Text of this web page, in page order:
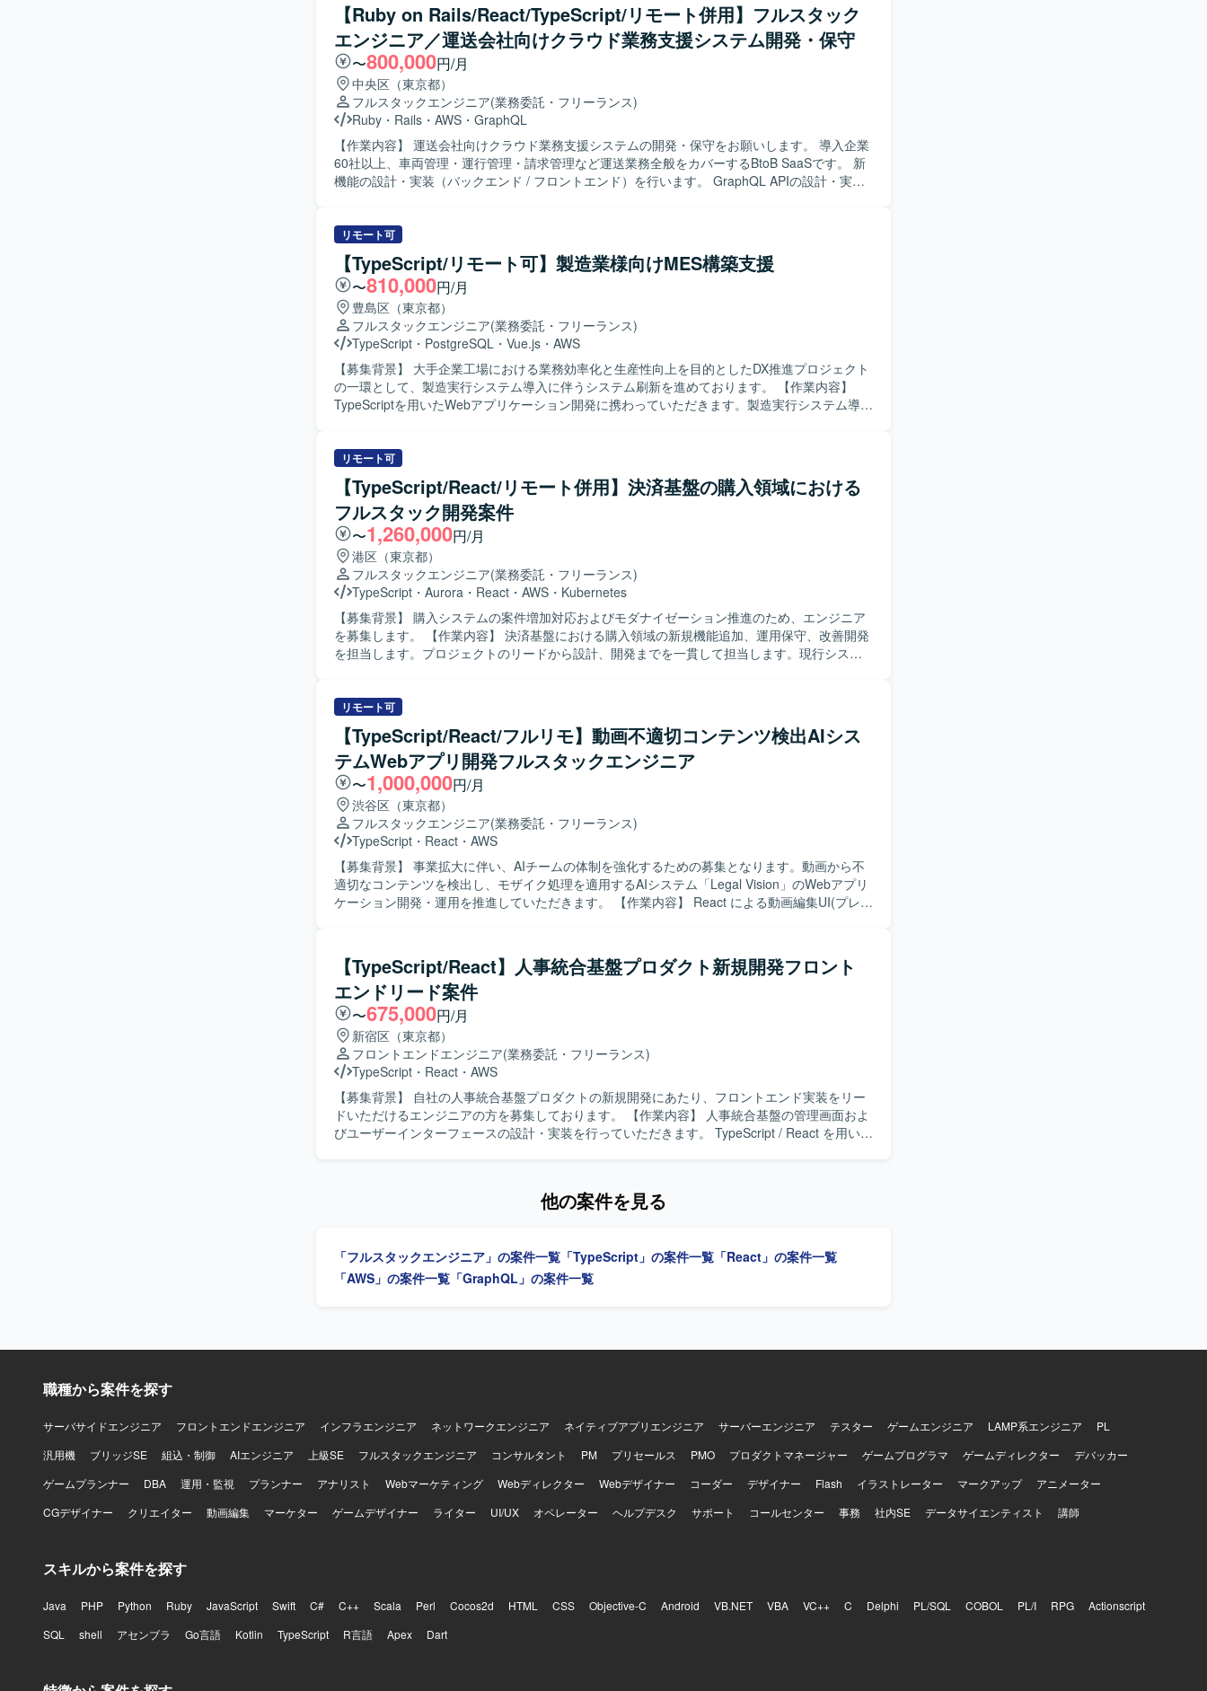
【Ruby on Rails/React/TypeScript/リモート併用】フルスタック
エンジニア／運送会社向けクラウド業務支援システム開発・保守
〜800,000円/月
中央区（東京都）
フルスタックエンジニア(業務委託・フリーランス)
Ruby ・ Rails ・ AWS ・ GraphQL
【作業内容】 運送会社向けクラウド業務支援システムの開発・保守をお願いします。 導入企業
60社以上、車両管理・運行管理・請求管理など運送業務全般をカバーするBtoB SaaSです。 新
機能の設計・実装（バックエンド / フロントエンド）を行います。 GraphQL APIの設計・実装
: Ruby 3.2 / Rails 7.1 フロントエンド : React 18 / TypeScript 5.1 / Apollo Client (GraphQL) デ
ザインツール：Figma など データベース : Amazon RDS インフラ : AWS (ECS) バージョン管
理 : Git/GitHub コミュニケーション/タスク管理 : Slack, Google Meet, Notion を利用していま
す。
リモート可
【TypeScript/リモート可】製造業様向けMES構築支援
〜810,000円/月
豊島区（東京都）
フルスタックエンジニア(業務委託・フリーランス)
TypeScript ・ PostgreSQL ・ Vue.js ・ AWS
【募集背景】 大手企業工場における業務効率化と生産性向上を目的としたDX推進プロジェクト
の一環として、製造実行システム導入に伴うシステム刷新を進めております。 【作業内容】
TypeScriptを用いたWebアプリケーション開発に携わっていただきます。製造実行システム導入
ます。 【求める人物像】 フロントエンドまたはバックエンドいずれか、もしくは両方の領域で
主体的に開発を推進できる方を求めております。チームメンバーや顧客と円滑にコミュニケー
ションを取りながら、周囲と連携して課題解決に取り組める方を歓迎いたします。 【ポジショ
ンの魅力】 大手企業の工場DX推進という大規模かつインパクトのあるプロジェクトに参画で
き、製造実行システム導入を通じて業務改革に直接貢献いただけます。基本設計以降の上流工
程から開発まで一貫して携わることで、設計力および技術力の双方を高めることができる環境
です。 【開発環境】 フロントエンドはTypeScript（JavaScript）およびVue3を用い、バックエ
ンドはTypeScript（JavaScript）、NestJS、Prismaを使用しております。データベースは
PostgreSQL、インフラはAWS環境を利用しております。
リモート可
【TypeScript/React/リモート併用】決済基盤の購入領域における
フルスタック開発案件
〜1,260,000円/月
港区（東京都）
フルスタックエンジニア(業務委託・フリーランス)
TypeScript ・ Aurora ・ React ・ AWS ・ Kubernetes
【募集背景】 購入システムの案件増加対応およびモダナイゼーション推進のため、エンジニア
を募集します。 【作業内容】 決済基盤における購入領域の新規機能追加、運用保守、改善開発
を担当します。プロジェクトのリードから設計、開発までを一貫して担当します。現行システ
を求めます。チーム開発の経験があり、生成AIを含む新しい技術への挑戦を継続できる方を歓
迎します。 【ポジションの魅力】 国内有数の決済トラフィックを支えるプラットフォームのモ
ダナイゼーションに携わり、決済基盤の刷新に関する経験を積むことができます。 【開発環
境】 PHP、TypeScript、React、Next.js、Golangを使用します。インフラはKubernetes、
AWS、Amazon Aurora MySQLです。Mac、JetBrains IDE、VSCode、GitHub、Docker、
GitHub Actions、Datadog、Terraform、ChatGPT、Claude Codeを利用します。
リモート可
【TypeScript/React/フルリモ】動画不適切コンテンツ検出AIシス
テムWebアプリ開発フルスタックエンジニア
〜1,000,000円/月
渋谷区（東京都）
フルスタックエンジニア(業務委託・フリーランス)
TypeScript ・ React ・ AWS
【募集背景】 事業拡大に伴い、AIチームの体制を強化するための募集となります。動画から不
適切なコンテンツを検出し、モザイク処理を適用するAIシステム「Legal Vision」のWebアプリ
ケーション開発・運用を推進していただきます。 【作業内容】 React による動画編集UI(プレビ
インとのシームレスな連携を担当していただきます。セグメンテーション結果(ポリゴン)の可視
化・編集機能の実装、モザイク動画生成のワーカー連携・ジョブステータス管理、既存システ
ムのパフォーマンスやUXの改善・最適化なども行っていただきます。AIチームおよびプロダク
ト開発チームと連携しながら機能開発を進めていただきます。 【求める人物像】 自ら課題を発
見し、主体的に提案・改善を行いながらプロダクトの成長に関わっていただける方を求めてい
ます。動画処理やAI連携など新しい技術領域に積極的に挑戦し、チームと協力して開発を推進
できる方が望ましいです。 【ポジションの魅力】 少数精鋭の開発体制の中で、フロントエンド
からバックエンド、インフラまで一貫して関わることができるポジションです。動画処理やAI
推論と連携した先進的なプロダクト開発に携わりながら、ユーザーであるクリエイターに直結
する価値提供を行うことができます。プロダクトの成長フェーズにおいて、技術選定やアーキ
テクチャ設計にも関与できる環境です。 【開発環境】 TypeScript / Python を用いた開発環境と
【TypeScript/React】人事統合基盤プロダクト新規開発フロント
エンドリード案件
〜675,000円/月
新宿区（東京都）
フロントエンドエンジニア(業務委託・フリーランス)
TypeScript ・ React ・ AWS
【募集背景】 自社の人事統合基盤プロダクトの新規開発にあたり、フロントエンド実装をリー
ドいただけるエンジニアの方を募集しております。 【作業内容】 人事統合基盤の管理画面およ
びユーザーインターフェースの設計・実装を行っていただきます。 TypeScript / React を用いた
ュメント整備にも携わっていただきます。 【求める人物像】 AIツールを積極的に取り入れ、自
っていないフェーズでも、課題を整理しながら主体的に推進できる方を想定しております。 長
期的な保守性や拡張性を意識したアーキテクチャ設計ができる方にマッチするポジションで
テクチャの設計思想をプロダクト全体に反映していく経験を積んでいただけます。 【開発環
に積極的に活用しております。
他の案件を見る
「フルスタックエンジニア」の案件一覧 「TypeScript」の案件一覧 「React」の案件一覧
「AWS」の案件一覧 「GraphQL」の案件一覧
職種から案件を探す
サーバサイドエンジニア フロントエンドエンジニア インフラエンジニア ネットワークエンジニア ネイティブアプリエンジニア サーバーエンジニア テスター ゲームエンジニア LAMP系エンジニア
PL
汎用機
ブリッジSE 組込・制御 AIエンジニア 上級SE フルスタックエンジニア コンサルタント PM プリセールス PMO プロダクトマネージャー ゲームプログラマ ゲームディレクター
デバッカー
ゲームプランナー
DBA 運用・監視 プランナー アナリスト Webマーケティング Webディレクター Webデザイナー コーダー デザイナー Flash イラストレーター マークアップ
アニメーター
CGデザイナー
クリエイター 動画編集 マーケター ゲームデザイナー ライター UI/UX オペレーター ヘルプデスク サポート コールセンター 事務 社内SE データサイエンティスト 講師
スキルから案件を探す
Java PHP Python Ruby JavaScript Swift C# C++ Scala Perl Cocos2d HTML CSS Objective-C Android VB.NET VBA VC++ C Delphi PL/SQL COBOL PL/I RPG
Actionscript
SQL
shell アセンブラ Go言語 Kotlin TypeScript R言語 Apex Dart